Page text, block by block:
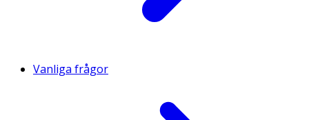
Vanliga frågor